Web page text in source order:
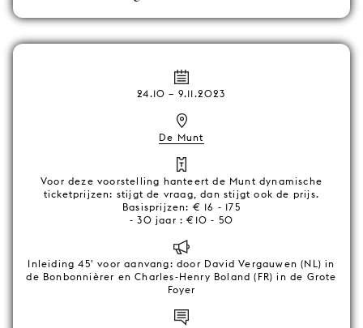
24.10 – 9.11.2023
De Munt
Voor deze voorstelling hanteert de Munt dynamische
ticketprijzen: stijgt de vraag, dan stijgt ook de prijs.
Basisprijzen: € 16 - 175
- 30 jaar : €10 - 50
Inleiding 45' voor aanvang: door David Vergauwen (NL) in
de Bonbonnièrer en Charles-Henry Boland (FR) in de Grote
Foyer